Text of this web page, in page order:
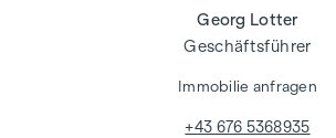
Georg Lotter
Geschäftsführer
Immobilie anfragen
+43 676 5368935